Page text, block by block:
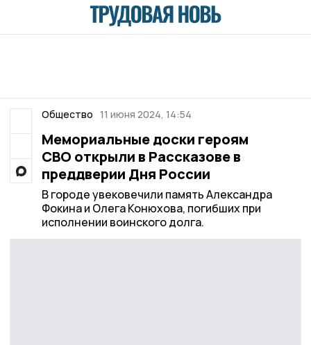
Общество 11 июня 2024, 14:54
Мемориальные доски героям
СВО открыли в Рассказове в
преддверии Дня России
В городе увековечили память Александра
Фокина и Олега Конюхова, погибших при
исполнении воинского долга.